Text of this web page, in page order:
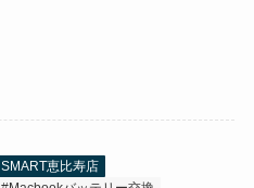
SMART恵比寿店